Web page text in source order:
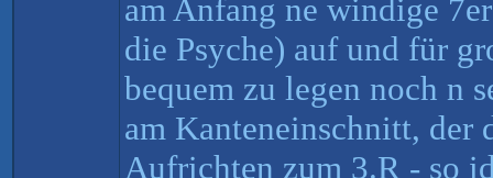
am Anfang ne windige
die Psyche) auf und für
bequem zu legen noch n
am Kanteneinschnitt, der
Aufrichten zum 3.R - so